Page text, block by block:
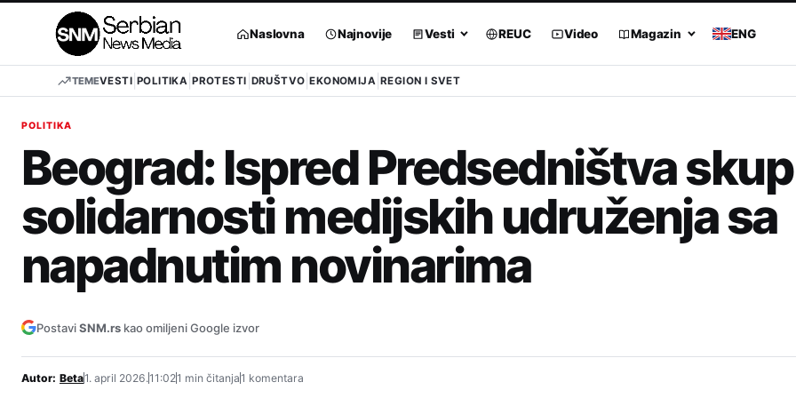
Naslovna Najnovije Vesti REUC Video Magazin ENG
TEMEVESTI POLITIKA PROTESTI DRUŠTVO EKONOMIJA REGION I SVET
POLITIKA
Beograd: Ispred Predsedništva skup
solidarnosti medijskih udruženja sa
napadnutim novinarima
PostaviSNM.rs kao omiljeni Google izvor
Autor: Beta1. april 2026.11:021 min čitanja1 komentara